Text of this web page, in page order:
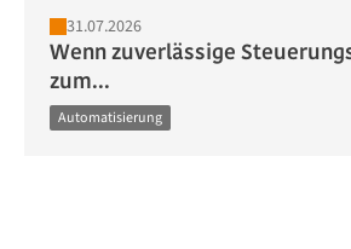
31.07.2026
Wenn zuverlässige
zum...
Automatisierung